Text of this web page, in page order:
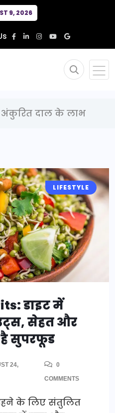
9, 2026
अंकुरित दाल के लाभ
LIFESTYLE
डाइट में
सेहत और
सुपरफूड
24,
0
COMMENTS
के लिए संतुलित